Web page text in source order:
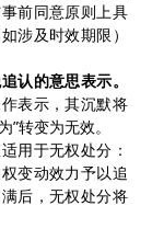
前同意原则上具
涉及时效期限 ）
认的意思表示。
表示，其沉默将
”转变为无效。
用于无权处分：
变动效力予以追
后，无权处分将